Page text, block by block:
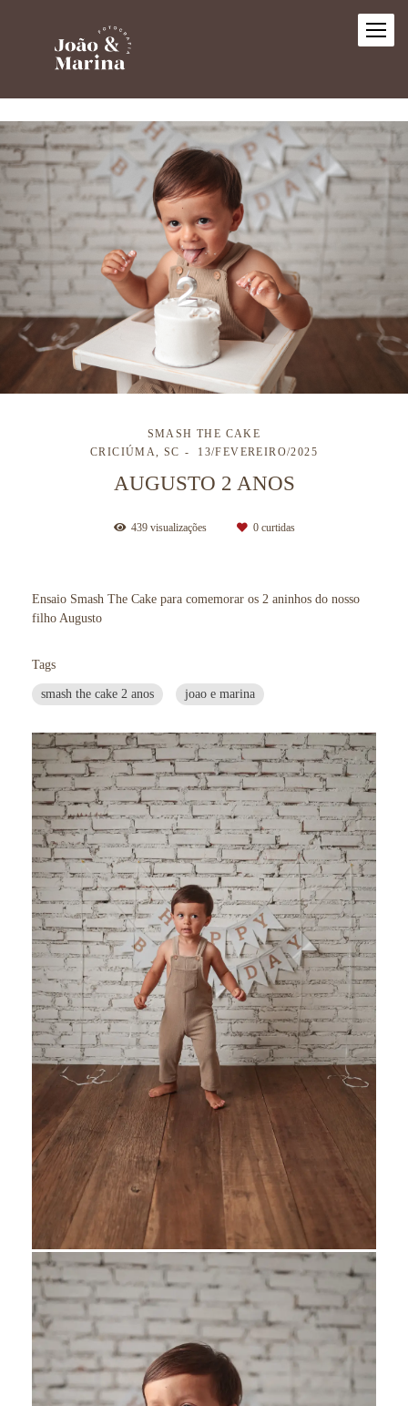
SMASH THE CAKE
CRICIÚMA, SC
13/FEVEREIRO/2025
AUGUSTO 2 ANOS
439visualizações 0curtidas
Ensaio Smash The Cake para comemorar os 2 aninhos do nosso
filho Augusto
Tags
smash the cake 2 anos joao e marina